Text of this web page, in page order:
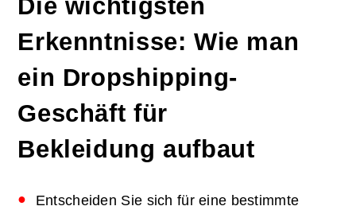
Erkenntnisse: Wie man
ein Dropshipping-
Geschäft für
Bekleidung aufbaut
Entscheiden Sie sich für eine bestimmte